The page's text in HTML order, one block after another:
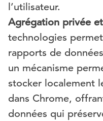
l’utilisateur.
Agrégation privée
technologies
rapports de
un mécanisme
stocker localement
dans Chrome,
données qui